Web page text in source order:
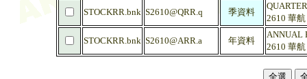
STOCKRR.bnk S2610@QRR.q 季資料
2610 華
STOCKRR.bnk S2610@ARR.a 年資料
ANNUAL
2610 華